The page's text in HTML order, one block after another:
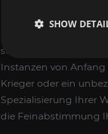
Unser WoW SoD
die Runen. Unser
sind, bestimmte,
Instanzen von Anfang
Krieger oder ein
Spezialisierung Ihrer
die Feinabstimmung
SHOW